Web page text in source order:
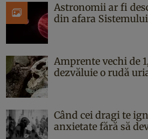
Astronomii ar fi
din afara
Amprente vechi de
dezvăluie o rudă
Când cei dragi te
anxietate fără să